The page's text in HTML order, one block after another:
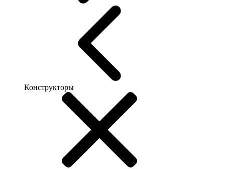
Конструкторы